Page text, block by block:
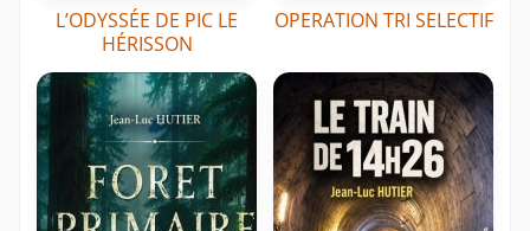
L’ODYSSÉE DE PIC LE
HÉRISSON
OPERATION TRI SELECTIF